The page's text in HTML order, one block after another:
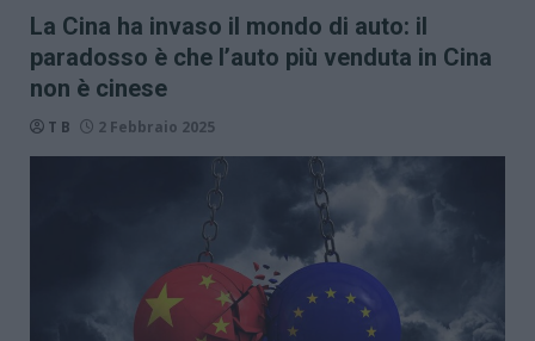
La Cina ha invaso il mondo di auto: il
paradosso è che l’auto più venduta in Cina
non è cinese
T B 2 Febbraio 2025